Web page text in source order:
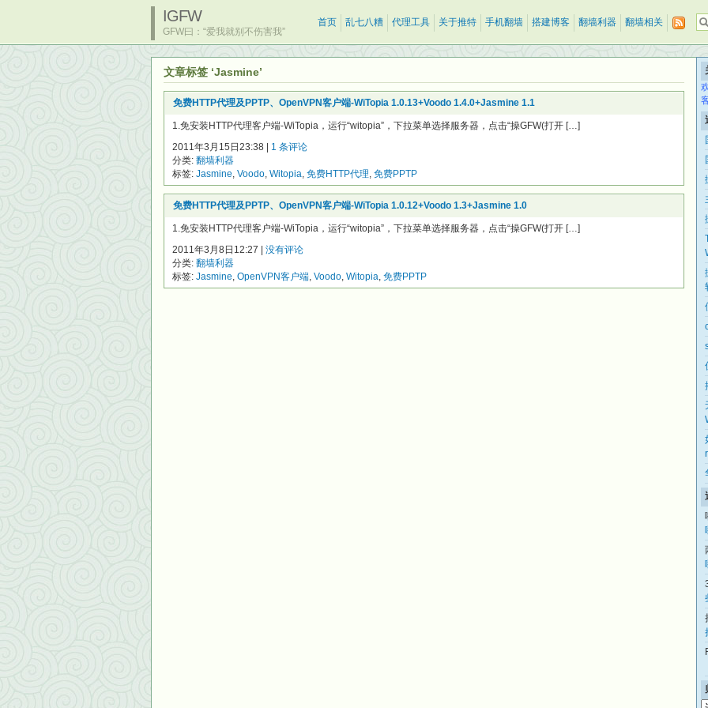
IGFW
GFW曰：“爱我就别不伤害我”
首页 乱七八糟 代理工具 关于推特 手机翻墙 搭建博客 翻墙利器 翻墙相关
文章标签 ‘Jasmine’
免费HTTP代理及PPTP、OpenVPN客户端-WiTopia 1.0.13+Voodo 1.4.0+Jasmine 1.1
1.免安装HTTP代理客户端-WiTopia，运行“witopia”，下拉菜单选择服务器，点击“操GFW(打开 […]
2011年3月15日23:38 | 1 条评论
分类: 翻墙利器
标签: Jasmine, Voodo, Witopia, 免费HTTP代理, 免费PPTP
免费HTTP代理及PPTP、OpenVPN客户端-WiTopia 1.0.12+Voodo 1.3+Jasmine 1.0
1.免安装HTTP代理客户端-WiTopia，运行“witopia”，下拉菜单选择服务器，点击“操GFW(打开 […]
2011年3月8日12:27 | 没有评论
分类: 翻墙利器
标签: Jasmine, OpenVPN客户端, Voodo, Witopia, 免费PPTP